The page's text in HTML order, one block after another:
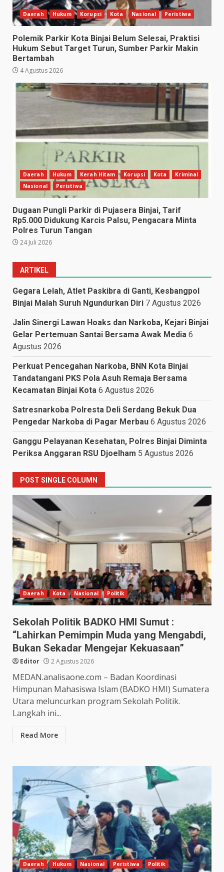
Daerah Hukum Korupsi Kota Nasional Peristiwa
Polemik Parkir Kota Binjai Belum Selesai, Praktisi
Hukum Sebut Target Turun, Sumber Parkir Makin
Bertambah
4 Agustus 2026
Daerah Hukum Kerah Hitam Korupsi Kota
Kriminal
Nasional
Peristiwa
Dugaan Pungli Parkir di Pujasera Binjai, Tarif
Rp5.000 Didukung Karcis Palsu, Pengacara Minta
Polres Turun Tangan
24 Juli 2026
ARTIKEL
Gegara Lelah, Atlet Paskibra di Ganti, Kesbangpol
Binjai Malah Suruh Ngundurkan Diri 7 Agustus 2026
Jalin Sinergi Lawan Hoaks dan Narkoba, Kejari Binjai
Gelar Pertemuan Santai Bersama Awak Media 6
Agustus 2026
Perkuat Pencegahan Narkoba, BNN Kota Binjai
Tandatangani PKS Pola Asuh Remaja Bersama
Kecamatan Binjai Kota 6 Agustus 2026
Satresnarkoba Polresta Deli Serdang Bekuk Dua
Pengedar Narkoba di Pagar Merbau 6 Agustus 2026
Ganggu Pelayanan Kesehatan, Polres Binjai Diminta
Periksa Anggaran RSU Djoelham 5 Agustus 2026
POST SINGLE COLUMN
Daerah Kota Nasional Politik
Sekolah Politik BADKO HMI Sumut :
“Lahirkan Pemimpin Muda yang Mengabdi,
Bukan Sekadar Mengejar Kekuasaan”
Editor 2 Agustus 2026
MEDAN.analisaone.com – Badan Koordinasi
Himpunan Mahasiswa Islam (BADKO HMI) Sumatera
Utara meluncurkan program Sekolah Politik.
Langkah ini...
Read More
Daerah Hukum Nasional Peristiwa Politik